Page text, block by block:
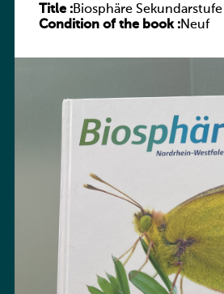
Title :Biosphäre Sekundarstufe I
Condition of the book :Neuf